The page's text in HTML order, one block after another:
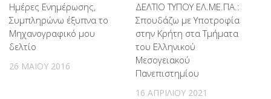
Ημέρες Ενημέρωσης,
Συμπληρώνω έξυπνα το
Μηχανογραφικό μου
δελτίο
26 ΜΑΪ́ΟΥ 2016
ΔΕΛΤΙΟ ΤΥΠΟΥ ΕΛ.ΜΕ.ΠΑ.:
Σπουδάζω με Υποτροφία
στην Κρήτη στα Τμήματα
του Ελληνικού
Μεσογειακού
Πανεπιστημίου
16 ΑΠΡΙΛΊΟΥ 2021